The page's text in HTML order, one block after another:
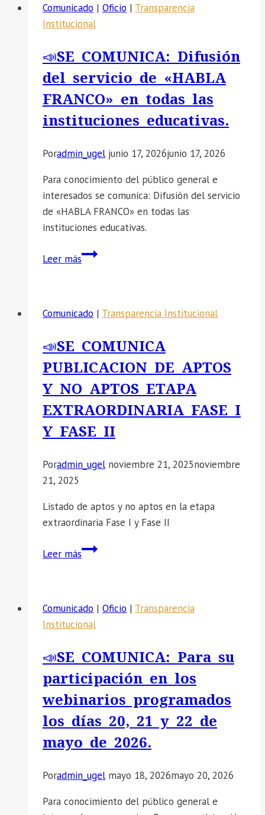
RESULTADO
PRELIMINAR
LA
IE
«ANANIAS
SUMARI
MENDOZA»
PROCESO
CONTRATACION
DE
PERSONAL
ADMINISTRATIVO
Comunicado | Oficio | Transparencia
Institucional
📣SE COMUNICA: Difusión
del servicio de «HABLA
FRANCO» en todas las
instituciones educativas.
Poradmin_ugel junio 17, 2026junio 17, 2026
Para conocimiento del público general e
interesados se comunica: Difusión del servicio
de «HABLA FRANCO» en todas las
instituciones educativas.
Leer más📣
del
de
«HABLA
FRANCO»
en
todas
las
educativas.
Comunicado | Transparencia Institucional
📣SE COMUNICA
PUBLICACION DE APTOS
Y NO APTOS ETAPA
EXTRAORDINARIA FASE I
Y FASE II
Poradmin_ugel noviembre 21, 2025noviembre
21, 2025
Listado de aptos y no aptos en la etapa
extraordinaria Fase I y Fase II
Leer más📣
DE
APTOS
NO
APTOS
ETAPA
EXTRAORDINARIA
FASE
I
FASE
Comunicado | Oficio | Transparencia
Institucional
📣SE COMUNICA: Para su
participación en los
webinarios programados
los días 20, 21 y 22 de
mayo de 2026.
Poradmin_ugel mayo 18, 2026mayo 20, 2026
Para conocimiento del público general e